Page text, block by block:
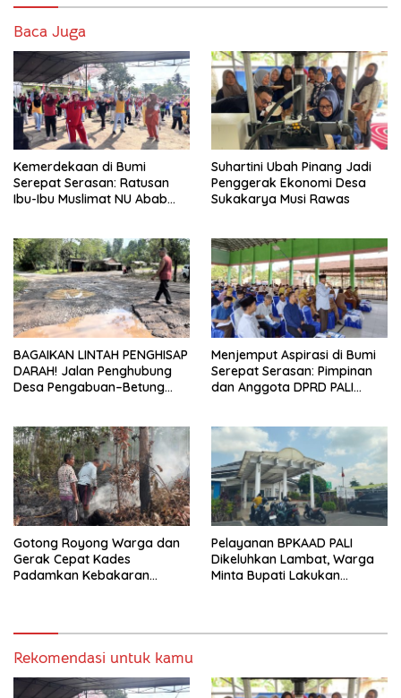
Baca Juga
Kemerdekaan di Bumi
Serepat Serasan: Ratusan
Ibu-Ibu Muslimat NU Abab
Indonesia
Suhartini Ubah Pinang Jadi
Penggerak Ekonomi Desa
Sukakarya Musi Rawas
BAGAIKAN LINTAH PENGHISAP
DARAH! Jalan Penghubung
Desa Pengabuan–Betung
Kerok
Menjemput Aspirasi di Bumi
Serepat Serasan: Pimpinan
dan Anggota DPRD PALI
Melalui Reses Ke-2 Tahun
2026
Gotong Royong Warga dan
Gerak Cepat Kades
Padamkan Kebakaran
Pelayanan BPKAAD PALI
Dikeluhkan Lambat, Warga
Minta Bupati Lakukan
Rekomendasi untuk kamu